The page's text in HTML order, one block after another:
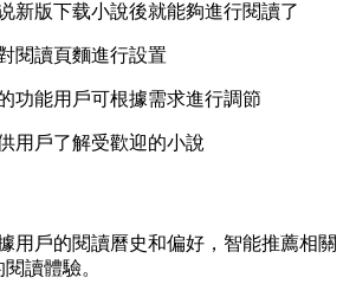
新版下载小說後就能夠進行閱讀了
閱讀頁麵進行設置
功能用戶可根據需求進行調節
用戶了解受歡迎的小說
用戶的閱讀曆史和偏好，智能推薦相關
讀體驗。